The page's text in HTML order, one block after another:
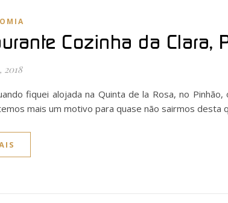
Cozinha da Clara,
2018
fiquei alojada na Quinta de la Rosa, no
mais um motivo para quase não sairmos desta